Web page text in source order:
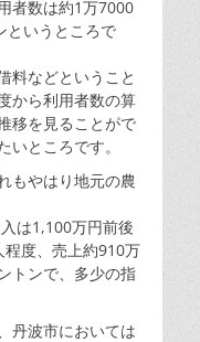
者数は約1万7000
というところで
料などということ
から利用者数の算
移を見ることがで
いところです。
もやはり地元の農
は1,100万円前後
度、売上約910万
トンで、多少の指
丹波市においては